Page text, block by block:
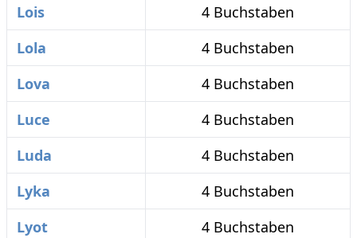
Lois
4 Buchstaben
Lola
4 Buchstaben
Lova
4 Buchstaben
Luce
4 Buchstaben
Luda
4 Buchstaben
Lyka
4 Buchstaben
Lyot
4 Buchstaben